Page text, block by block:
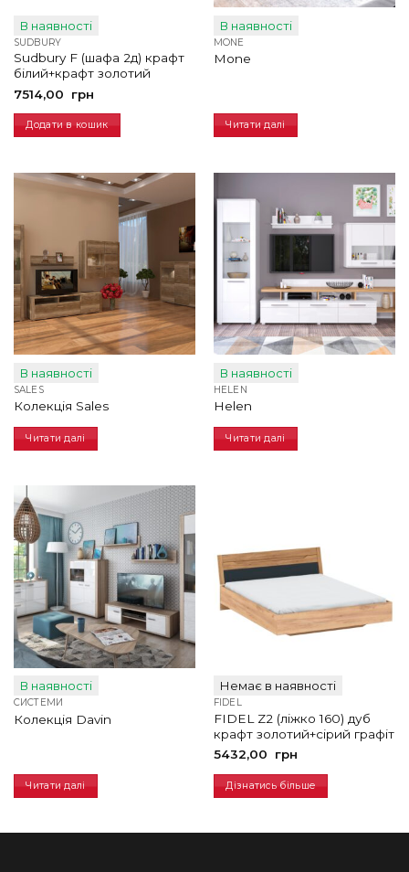
В наявності
SUDBURY
Sudbury F (шафа 2д) крафт
білий+крафт золотий
7514,00
грн
Додати в кошик
В наявності
MONE
Mone
Читати далі
В наявності
SALES
Колекція Sales
Читати далі
В наявності
HELEN
Helen
Читати далі
В наявності
СИСТЕМИ
Колекція Davin
Читати далі
Немає в наявності
FIDEL
FIDEL Z2 (ліжко 160) дуб
крафт золотий+сірий графіт
5432,00
грн
Дізнатись більше